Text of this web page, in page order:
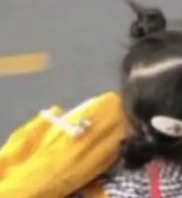
V3 格式。
心开幕。本届大会
创新联盟主办，以
时代的质量新范
走向规模化产业落地
智能研发生产力
云测的Testin XAge
域代表产品。对CI
AI测试正在从效率
施。 CIO面对的新
关于 ADT
不去了。Alex Fedos
"。 他说的东西不新
，尤其是和类型
一件事：这不是类
码的思维方式。 文
个网站的深色主题
AI 平台 Clou
项目 Cloudflare O
会觉得这是又一